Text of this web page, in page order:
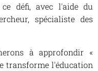
défi, avec l'aide du
spécialiste des
à approfondir «
transforme l'éducation